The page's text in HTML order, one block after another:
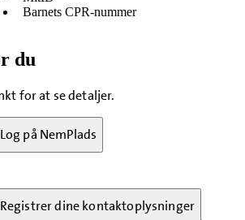
Barnets CPR-nummer
du
for at se detaljer.
Log på NemPlads
Registrer dine kontaktoplysninger